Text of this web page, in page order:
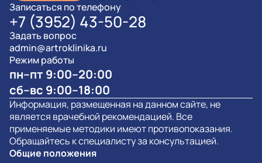
Записаться по телефону
+7 (3952) 43-50-28
Задать вопрос
admin@artroklinika.ru
Режим работы
пн–пт 9:00–20:00
сб–вс 9:00–18:00
Информация, размещенная на данном сайте, не
является врачебной рекомендацией. Все
применяемые методики имеют противопоказания.
Обращайтесь к специалисту за консультацией.
Общие положения